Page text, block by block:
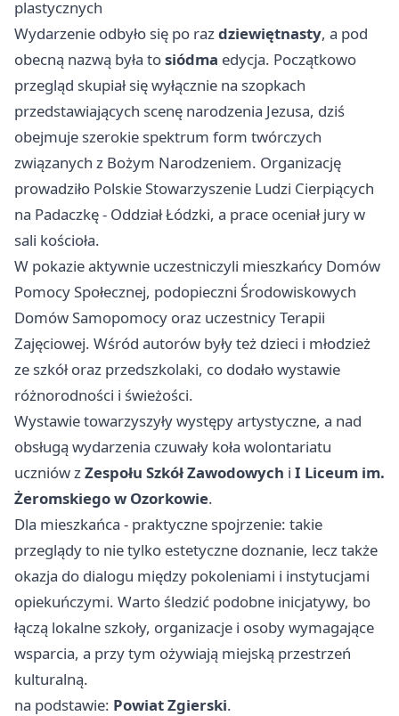
plastycznych
Wydarzenie odbyło się po razdziewiętnasty, a pod
obecną nazwą była tosiódma edycja. Początkowo
przegląd skupiał się wyłącznie na szopkach
przedstawiających scenę narodzenia Jezusa, dziś
obejmuje szerokie spektrum form twórczych
związanych z Bożym Narodzeniem. Organizację
prowadziło Polskie Stowarzyszenie Ludzi Cierpiących
na Padaczkę - Oddział Łódzki, a prace oceniał jury w
sali kościoła.
W pokazie aktywnie uczestniczyli mieszkańcy Domów
Pomocy Społecznej, podopieczni Środowiskowych
Domów Samopomocy oraz uczestnicy Terapii
Zajęciowej. Wśród autorów były też dzieci i młodzież
ze szkół oraz przedszkolaki, co dodało wystawie
różnorodności i świeżości.
Wystawie towarzyszyły występy artystyczne, a nad
obsługą wydarzenia czuwały koła wolontariatu
uczniów zZespołu Szkół Zawodowych i I Liceum im.
Żeromskiego w Ozorkowie.
Dla mieszkańca - praktyczne spojrzenie: takie
przeglądy to nie tylko estetyczne doznanie, lecz także
okazja do dialogu między pokoleniami i instytucjami
opiekuńczymi. Warto śledzić podobne inicjatywy, bo
łączą lokalne szkoły, organizacje i osoby wymagające
wsparcia, a przy tym ożywiają miejską przestrzeń
kulturalną.
na podstawie: Powiat Zgierski.